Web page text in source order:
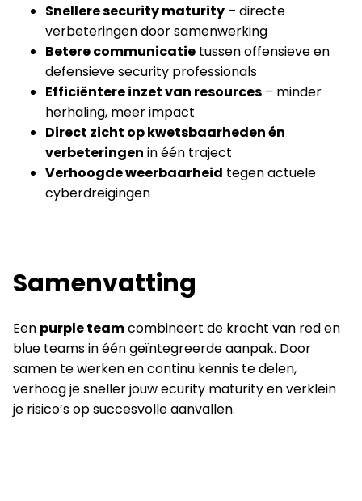
Snellere security maturity – directe
verbeteringen door samenwerking
Betere communicatie tussen offensieve en
defensieve security professionals
Efficiëntere inzet van resources – minder
herhaling, meer impact
Direct zicht op kwetsbaarheden én
verbeteringen in één traject
Verhoogde weerbaarheid tegen actuele
cyberdreigingen
Samenvatting
Een purple teamcombineert de kracht van red en
blue teams in één geïntegreerde aanpak. Door
samen te werken en continu kennis te delen,
verhoog je sneller jouw ecurity maturity en verklein
je risico’s op succesvolle aanvallen.